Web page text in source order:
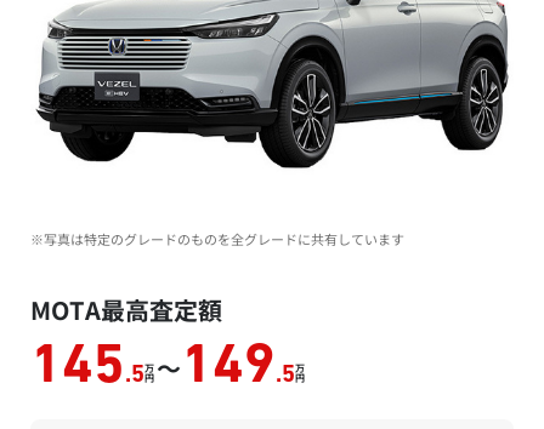
※写真は特定のグレードのものを全グレードに共有しています
MOTA最高査定額
145 .5万
円 ～ 149.5万
円